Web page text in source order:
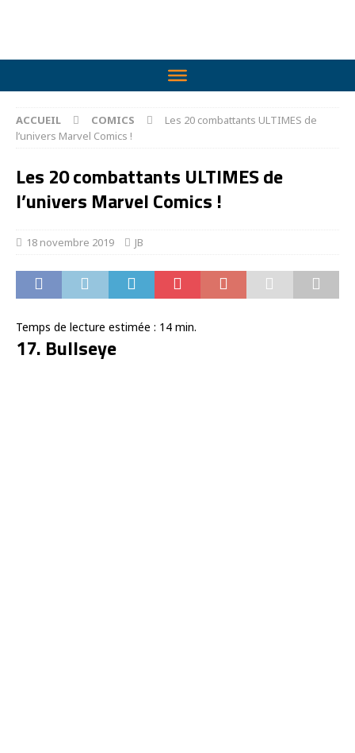
ACCUEIL COMICS
Les 20 combattants ULTIMES de
l’univers Marvel Comics !
Les 20 combattants ULTIMES de
l’univers Marvel Comics !
18 novembre 2019 JB
Temps de lecture estimée : 14 min.
17. Bullseye